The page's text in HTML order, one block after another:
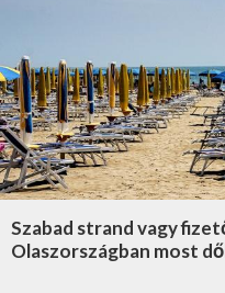
Szabad strand vagy
Olaszországban most